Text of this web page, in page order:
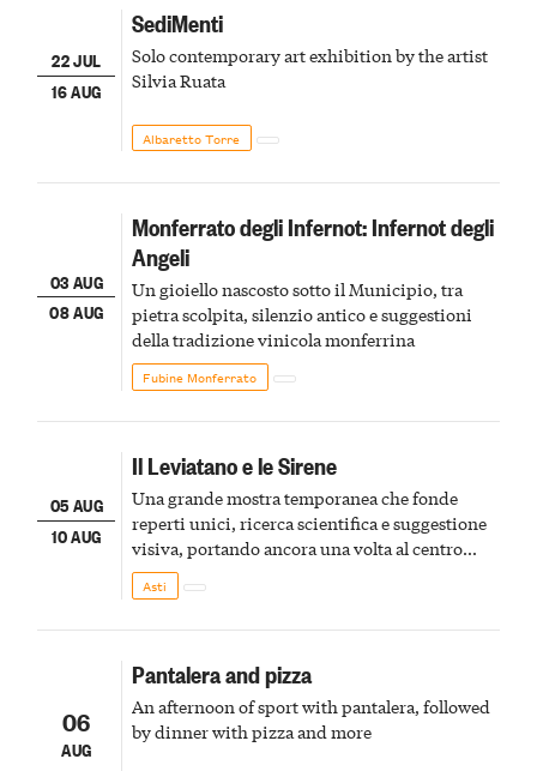
22 JUL
16 AUG
SediMenti
Solo contemporary art exhibition by the artist
Silvia Ruata
Albaretto Torre
03 AUG
08 AUG
Monferrato degli Infernot: Infernot degli
Angeli
Un gioiello nascosto sotto il Municipio, tra
pietra scolpita, silenzio antico e suggestioni
della tradizione vinicola monferrina
Fubine Monferrato
05 AUG
10 AUG
Il Leviatano e le Sirene
Una grande mostra temporanea che fonde
reperti unici, ricerca scientifica e suggestione
visiva, portando ancora una volta al centro
della scena le meraviglie del passato astigiano
Asti
06
AUG
Pantalera and pizza
An afternoon of sport with pantalera, followed
by dinner with pizza and more